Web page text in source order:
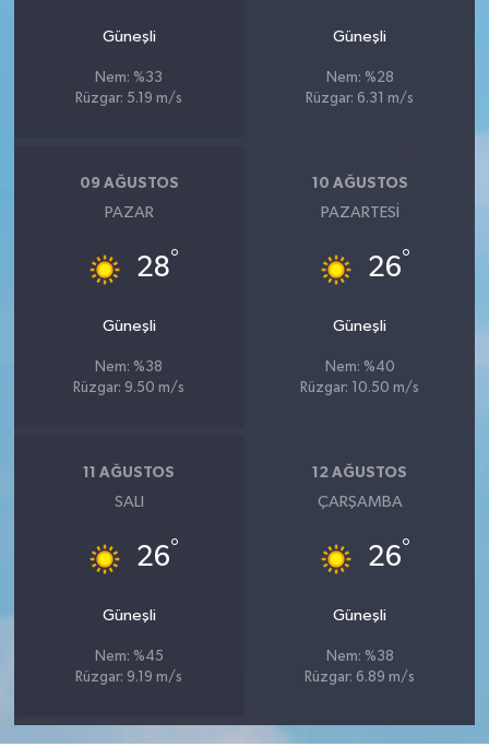
Güneşli
Nem: %33
Rüzgar: 5.19 m/s
Güneşli
Nem: %28
Rüzgar: 6.31 m/s
09 AĞUSTOS
PAZAR
28°
Güneşli
Nem: %38
Rüzgar: 9.50 m/s
10 AĞUSTOS
PAZARTESI
26°
Güneşli
Nem: %40
Rüzgar: 10.50 m/s
11 AĞUSTOS
SALI
26°
Güneşli
Nem: %45
Rüzgar: 9.19 m/s
12 AĞUSTOS
ÇARŞAMBA
26°
Güneşli
Nem: %38
Rüzgar: 6.89 m/s